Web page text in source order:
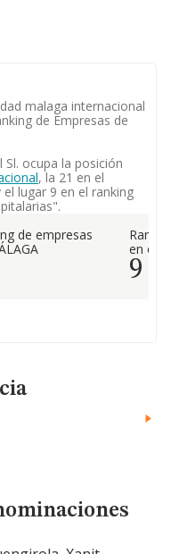
malaga internacional
de Empresas de
ocupa la posición
, la 21 en el
lugar 9 en el ranking
de empresas
en el
9
Comerciales